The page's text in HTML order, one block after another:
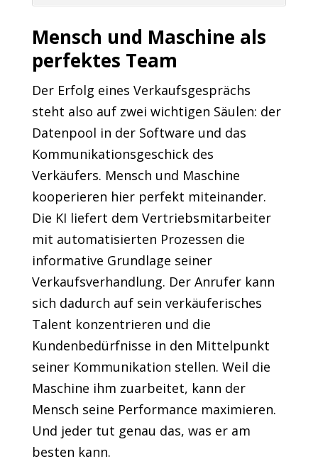
Mensch und Maschine als
perfektes Team
Der Erfolg eines Verkaufsgesprächs
steht also auf zwei wichtigen Säulen: der
Datenpool in der Software und das
Kommunikationsgeschick des
Verkäufers. Mensch und Maschine
kooperieren hier perfekt miteinander.
Die KI liefert dem Vertriebsmitarbeiter
mit automatisierten Prozessen die
informative Grundlage seiner
Verkaufsverhandlung. Der Anrufer kann
sich dadurch auf sein verkäuferisches
Talent konzentrieren und die
Kundenbedürfnisse in den Mittelpunkt
seiner Kommunikation stellen. Weil die
Maschine ihm zuarbeitet, kann der
Mensch seine Performance maximieren.
Und jeder tut genau das, was er am
besten kann.